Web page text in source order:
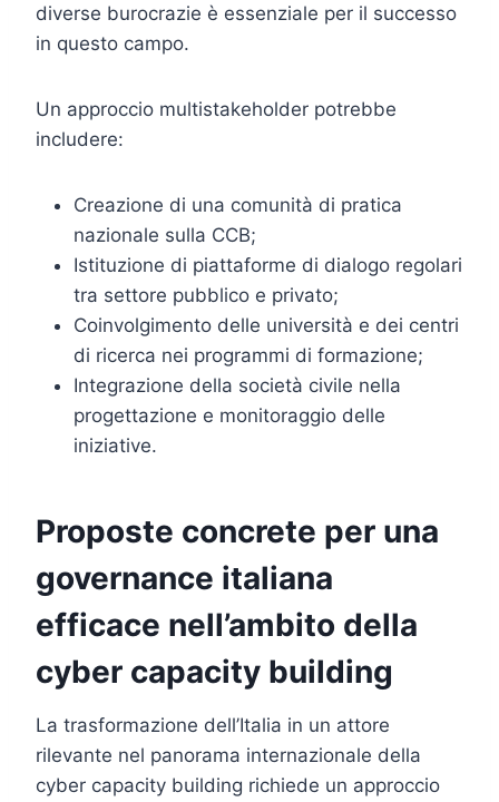
diverse burocrazie è essenziale per il successo
in questo campo.
Un approccio multistakeholder potrebbe
includere:
Creazione di una comunità di pratica
nazionale sulla CCB;
Istituzione di piattaforme di dialogo regolari
tra settore pubblico e privato;
Coinvolgimento delle università e dei centri
di ricerca nei programmi di formazione;
Integrazione della società civile nella
progettazione e monitoraggio delle
iniziative.
Proposte concrete per una
governance italiana
efficace nell’ambito della
cyber capacity building
La trasformazione dell’Italia in un attore
rilevante nel panorama internazionale della
cyber capacity building richiede un approccio